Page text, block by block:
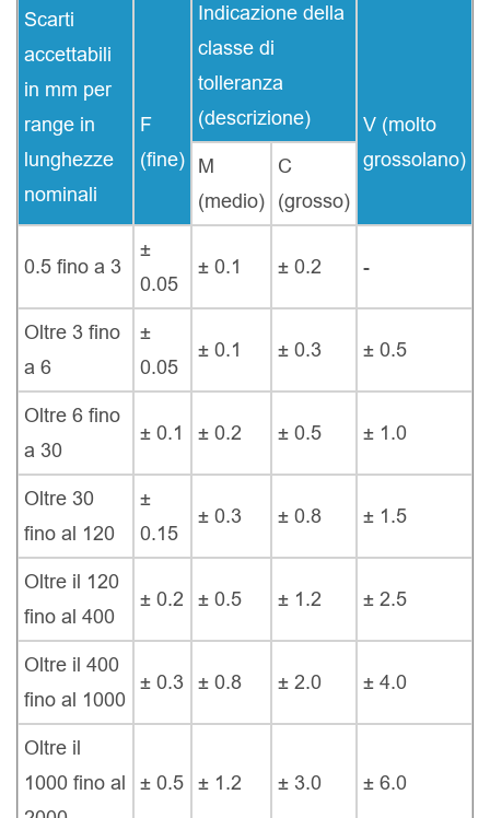
Scarti
accettabili
in mm per
range in
lunghezze
nominali
F
(fine)
Indicazione della
classe di
tolleranza
(descrizione)
V (molto
grossolano)
M
(medio)
C
(grosso)
0.5 fino a 3
±
0.05
± 0.1 ± 0.2 -
Oltre 3 fino
a 6
±
0.05
± 0.1 ± 0.3 ± 0.5
Oltre 6 fino
a 30
± 0.1 ± 0.2 ± 0.5 ± 1.0
Oltre 30
fino al 120
±
0.15
± 0.3 ± 0.8 ± 1.5
Oltre il 120
fino al 400
± 0.2 ± 0.5 ± 1.2 ± 2.5
Oltre il 400
fino al 1000
± 0.3 ± 0.8 ± 2.0 ± 4.0
Oltre il
1000 fino al
± 0.5 ± 1.2 ± 3.0 ± 6.0